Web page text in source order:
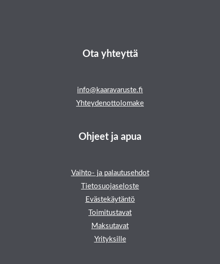
Ota yhteyttä
info@kaaravaruste.fi
Yhteydenottolomake
Ohjeet ja apua
Vaihto- ja palautusehdot
Tietosuojaseloste
Evästekäytäntö
Toimitustavat
Maksutavat
Yrityksille